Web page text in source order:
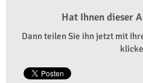
Hat Ihnen dieser
Dann teilen Sie ihn jetzt mit